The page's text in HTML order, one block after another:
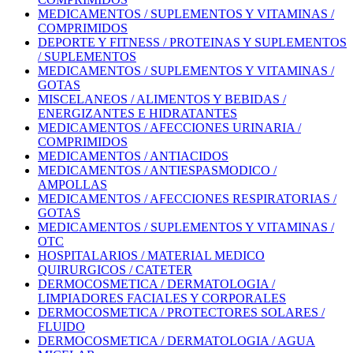
MEDICAMENTOS / SUPLEMENTOS Y VITAMINAS /
COMPRIMIDOS
DEPORTE Y FITNESS / PROTEINAS Y SUPLEMENTOS
/ SUPLEMENTOS
MEDICAMENTOS / SUPLEMENTOS Y VITAMINAS /
GOTAS
MISCELANEOS / ALIMENTOS Y BEBIDAS /
ENERGIZANTES E HIDRATANTES
MEDICAMENTOS / AFECCIONES URINARIA /
COMPRIMIDOS
MEDICAMENTOS / ANTIACIDOS
MEDICAMENTOS / ANTIESPASMODICO /
AMPOLLAS
MEDICAMENTOS / AFECCIONES RESPIRATORIAS /
GOTAS
MEDICAMENTOS / SUPLEMENTOS Y VITAMINAS /
OTC
HOSPITALARIOS / MATERIAL MEDICO
QUIRURGICOS / CATETER
DERMOCOSMETICA / DERMATOLOGIA /
LIMPIADORES FACIALES Y CORPORALES
DERMOCOSMETICA / PROTECTORES SOLARES /
FLUIDO
DERMOCOSMETICA / DERMATOLOGIA / AGUA